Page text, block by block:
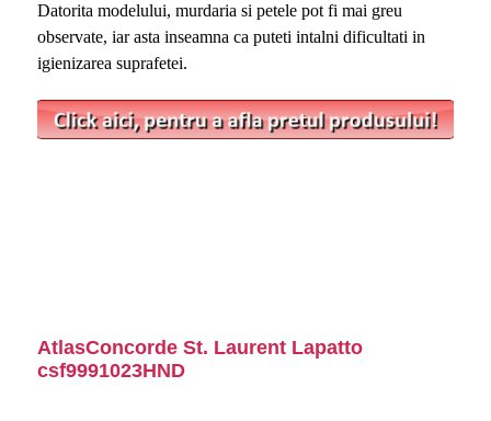
Datorita modelului, murdaria si petele pot fi mai greu
observate, iar asta inseamna ca puteti intalni dificultati in
igienizarea suprafetei.
AtlasConcorde St. Laurent Lapatto
csf9991023HND